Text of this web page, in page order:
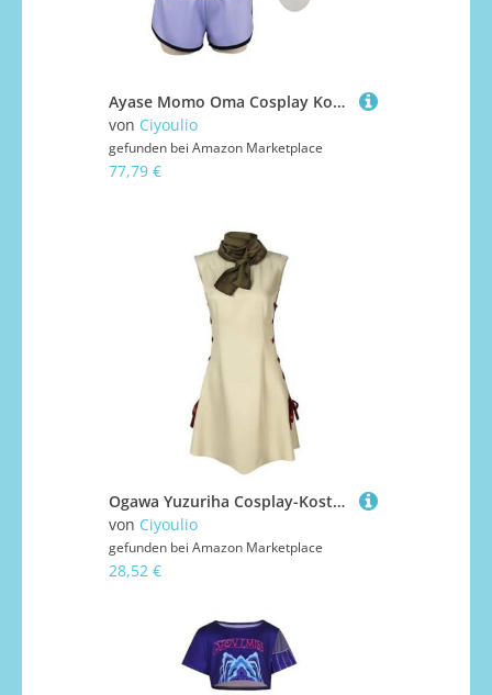
Ayase Momo Oma Cosplay Kostüm Rollenspiel Outfits Komplettes Set Anime Cosplay Uniform für Frauen Halloween Karneval Party Dress Up Anzug
von Ciyoulio
gefunden bei Amazon Marketplace
77,79 €
Ogawa Yuzuriha Cosplay-Kostüm, Uniform, ärmelloses Kleid, Anime-Rollenspiel-Outfits, Damen, Anzug, Anime, Karneval, Party, Halloween-Kostüm
von Ciyoulio
gefunden bei Amazon Marketplace
28,52 €